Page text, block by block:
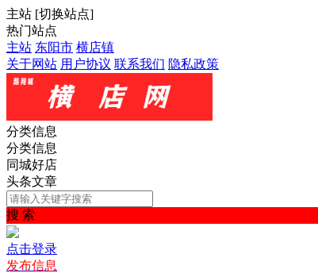
主站 [切换站点]
热门站点
主站 东阳市 横店镇
关于网站 用户协议 联系我们 隐私政策
分类信息
分类信息
同城好店
头条文章
搜 索
点击登录
发布信息